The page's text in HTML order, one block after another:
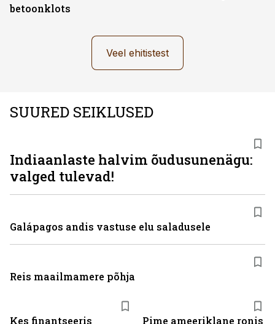
betoonklots
Veel ehitistest
SUURED SEIKLUSED
Kes finantseeris
Pime ameeriklane ronis
Indiaanlaste halvim õudusunenägu:
valged tulevad!
Galápagos andis vastuse elu saladusele
Reis maailmamere põhja